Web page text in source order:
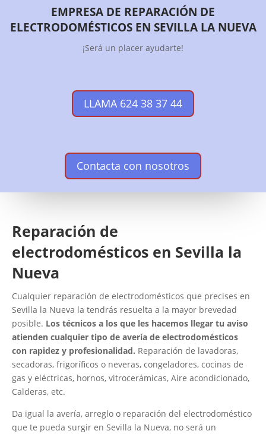
EMPRESA DE REPARACIÓN DE
ELECTRODOMÉSTICOS EN SEVILLA LA NUEVA
¡Será un placer ayudarte!
LLAMA 624 38 37 44
Contacta con nosotros
Reparación de
electrodomésticos en Sevilla la
Nueva
Cualquier reparación de electrodomésticos que precises en
Sevilla la Nueva la tendrás resuelta a la mayor brevedad
posible. Los técnicos a los que les hacemos llegar tu aviso
atienden cualquier tipo de avería de electrodomésticos
con rapidez y profesionalidad. Reparación de lavadoras,
secadoras, frigoríficos o neveras, congeladores, cocinas de
gas y eléctricas, hornos, vitrocerámicas, Aire acondicionado,
Calderas, etc.
Da igual la avería, arreglo o reparación del electrodoméstico
que te pueda surgir en Sevilla la Nueva, no será un